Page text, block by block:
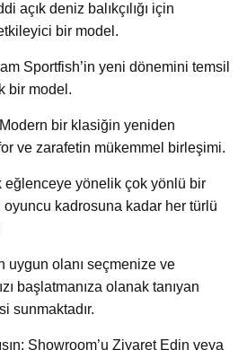
açık deniz balıkçılığı için
bir model.
Sportfish’in yeni dönemini temsil
bir model.
bir klasiğin yeniden
ve zarafetin mükemmel birleşimi.
eğlenceye yönelik çok yönlü bir
kadrosuna kadar her türlü
uygun olanı seçmenize ve
başlatmanıza olanak tanıyan
sunmaktadır.
Showroom’u Ziyaret Edin veya